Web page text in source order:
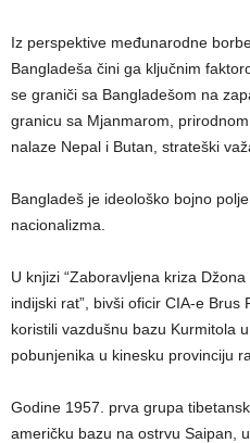
Iz perspektive međunarodne
Bangladeša čini ga ključnim
se graniči sa Bangladešom na
granicu sa Mjanmarom,
nalaze Nepal i Butan, strateški
Bangladeš je ideološko bojno
nacionalizma.
U knjizi “Zaboravljena kriza
indijski rat”, bivši oficir CIA-e
koristili vazdušnu bazu Kurmitola
pobunjenika u kinesku provinciju
Godine 1957. prva grupa
američku bazu na ostrvu Saipan,